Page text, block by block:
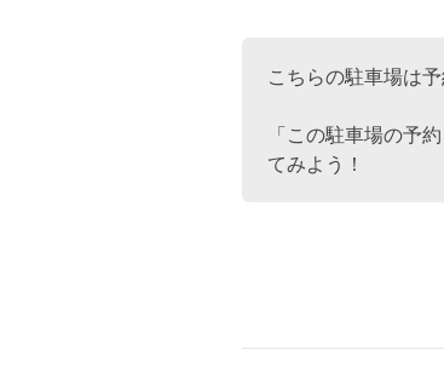
こちらの駐車場は予
「この駐車場の予
てみよう！